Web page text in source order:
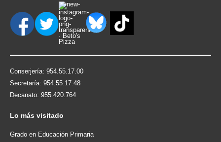
Conserjería: 954.55.17.00
Secretaría: 954.55.17.48
Decanato: 955.420.764
Lo más visitado
Grado en Educación Primaria